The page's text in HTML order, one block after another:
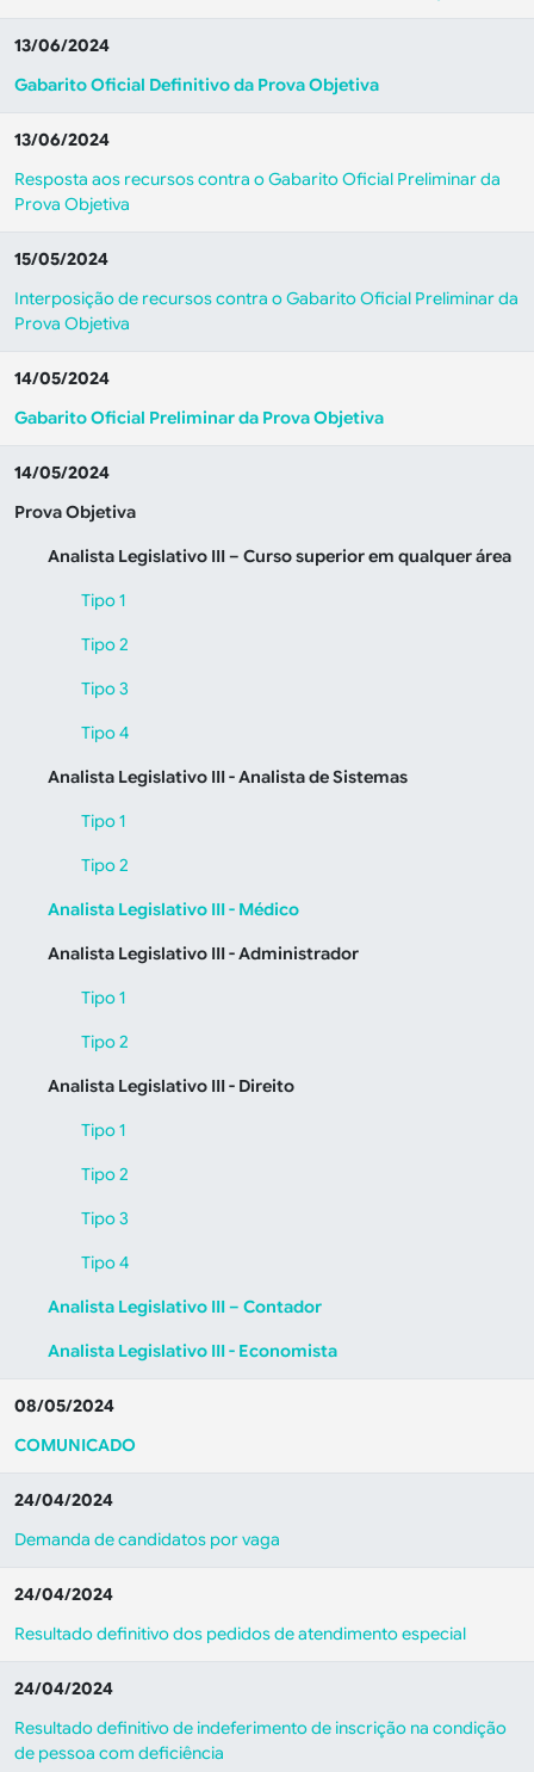
13/06/2024
Gabarito Oficial Definitivo da Prova Objetiva
13/06/2024
Resposta aos recursos contra o Gabarito Oficial Preliminar da
Prova Objetiva
15/05/2024
Interposição de recursos contra o Gabarito Oficial Preliminar da
Prova Objetiva
14/05/2024
Gabarito Oficial Preliminar da Prova Objetiva
14/05/2024
Prova Objetiva
Analista Legislativo III – Curso superior em qualquer área
Tipo 1
Tipo 2
Tipo 3
Tipo 4
Analista Legislativo III - Analista de Sistemas
Tipo 1
Tipo 2
Analista Legislativo III - Médico
Analista Legislativo III - Administrador
Tipo 1
Tipo 2
Analista Legislativo III - Direito
Tipo 1
Tipo 2
Tipo 3
Tipo 4
Analista Legislativo III – Contador
Analista Legislativo III - Economista
08/05/2024
COMUNICADO
24/04/2024
Demanda de candidatos por vaga
24/04/2024
Resultado definitivo dos pedidos de atendimento especial
24/04/2024
Resultado definitivo de indeferimento de inscrição na condição
de pessoa com deficiência